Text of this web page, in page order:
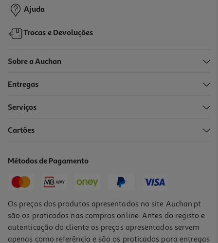
Ajuda
Trocas e Devoluções
Sobre a Auchan
Entregas
Serviços
Cartões
Métodos de Pagamento
Os preços dos produtos apresentados no site Auchan.pt
são os praticados nas compras online. Antes do registo e
autenticação do cliente os preços apresentados servem
apenas como referência e são os praticados para entregas